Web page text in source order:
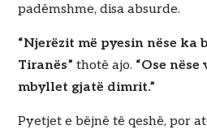
padëmshme, disa absurde.
“Njerëzit më pyesin nëse ka
Tiranës” thotë ajo. “Ose
mbyllet gjatë dimrit.”
Pyetjet e bëjnë të qeshë, por